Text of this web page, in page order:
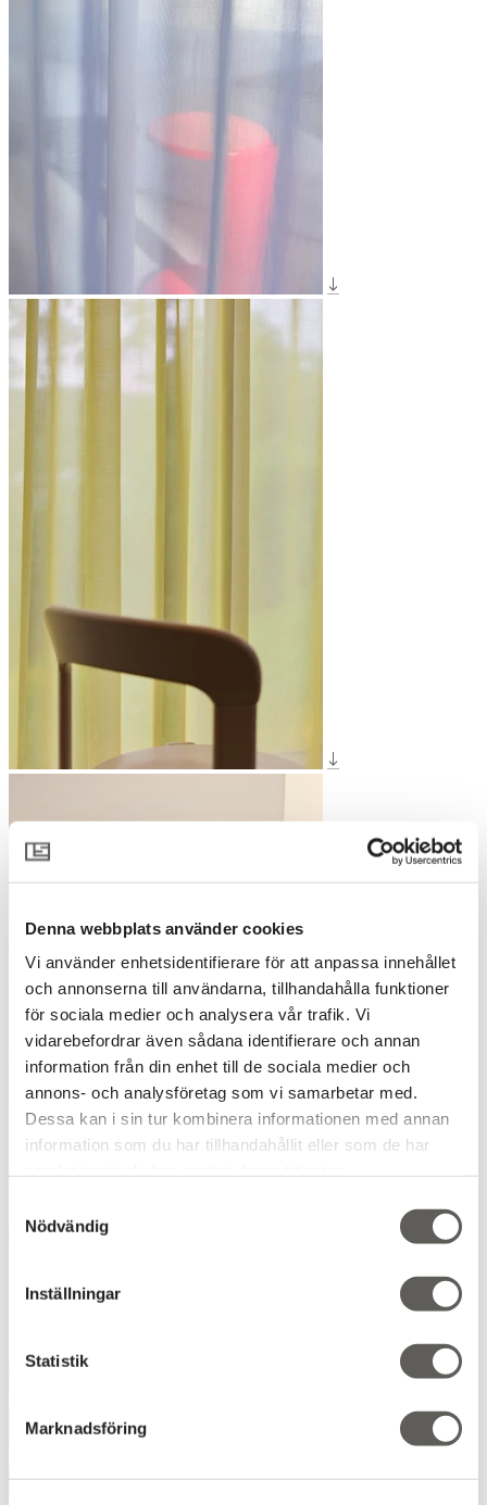
Denna webbplats använder cookies
Vi använder enhetsidentifierare för att anpassa innehållet
och annonserna till användarna, tillhandahålla funktioner
för sociala medier och analysera vår trafik. Vi
vidarebefordrar även sådana identifierare och annan
information från din enhet till de sociala medier och
annons- och analysföretag som vi samarbetar med.
Dessa kan i sin tur kombinera informationen med annan
information som du har tillhandahållit eller som de har
Nödvändig
Inställningar
Statistik
Marknadsföring
MINT 6825